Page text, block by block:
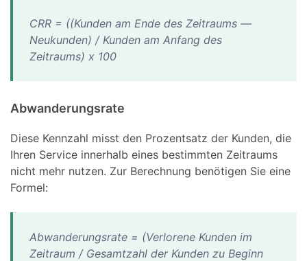
CRR = ((Kunden am Ende des Zeitraums —
Neukunden) / Kunden am Anfang des
Zeitraums) x 100
Abwanderungsrate
Diese Kennzahl misst den Prozentsatz der Kunden, die
Ihren Service innerhalb eines bestimmten Zeitraums
nicht mehr nutzen. Zur Berechnung benötigen Sie eine
Formel:
Abwanderungsrate = (Verlorene Kunden im
Zeitraum / Gesamtzahl der Kunden zu Beginn